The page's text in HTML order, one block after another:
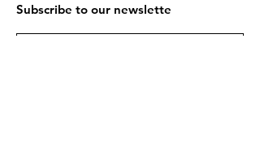
Subscribe to our newslette